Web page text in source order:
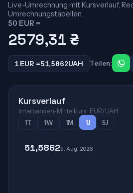
Live-Umrechnung mit Kursverlauf,
Umrechnungstabellen.
50 EUR =
2579,31 ₴
1 EUR =51,5862UAH Teilen:
Kursverlauf
Interbanken-Mittelkurs · EUR/UAH
1T
1W 1M 1J 5J
51,58625. Aug. 2026